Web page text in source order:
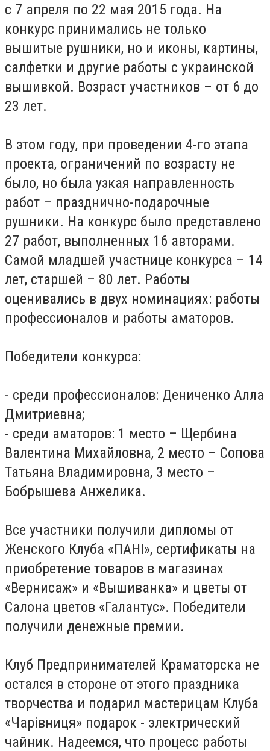
с 7 апреля по 22 мая 2015 года. На
конкурс принимались не только
вышитые рушники, но и иконы, картины,
салфетки и другие работы с украинской
вышивкой. Возраст участников – от 6 до
23 лет.
В этом году, при проведении 4-го этапа
проекта, ограничений по возрасту не
было, но была узкая направленность
работ – празднично-подарочные
рушники. На конкурс было представлено
27 работ, выполненных 16 авторами.
Самой младшей участнице конкурса – 14
лет, старшей – 80 лет. Работы
оценивались в двух номинациях: работы
профессионалов и работы аматоров.
Победители конкурса:
- среди профессионалов: Дениченко Алла
Дмитриевна;
- среди аматоров: 1 место – Щербина
Валентина Михайловна, 2 место – Сопова
Татьяна Владимировна, 3 место –
Бобрышева Анжелика.
Все участники получили дипломы от
Женского Клуба «ПАНІ», сертификаты на
приобретение товаров в магазинах
«Вернисаж» и «Вышиванка» и цветы от
Салона цветов «Галантус». Победители
получили денежные премии.
Клуб Предпринимателей Краматорска не
остался в стороне от этого праздника
творчества и подарил мастерицам Клуба
«Чарівниця» подарок - электрический
чайник. Надеемся, что процесс работы